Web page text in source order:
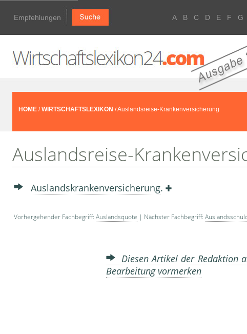
Empfehlungen A B C D E F G
HOME /WIRTSCHAFTSLEXIKON / Auslandsreise-Krankenversicherung
Auslandsreise-
Auslandskrankenversicherung.
Vorhergehender Fachbegriff: Auslandsquote | Nächster Fachbegriff:
Diesen Artikel der Redaktion
Bearbeitung vormerken